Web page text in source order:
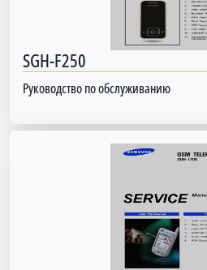
SGH-F250
Руководство по обслуживанию